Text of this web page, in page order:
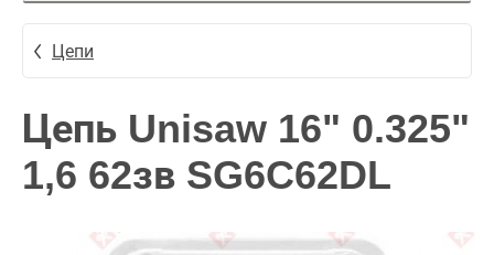
Цепи
Цепь Unisaw 16" 0.325"
1,6 62зв SG6C62DL